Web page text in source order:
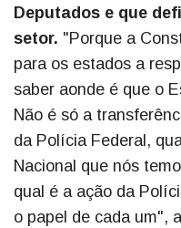
Deputados e que
setor. "Porque a
para os estados a
saber aonde é que o
Não é só a
da Polícia Federal,
Nacional que nós
qual é a ação da
o papel de cada um",